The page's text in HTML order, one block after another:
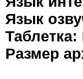
Язык
Таблетка:
Размер